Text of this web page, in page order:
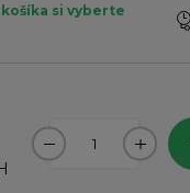
si vyberte